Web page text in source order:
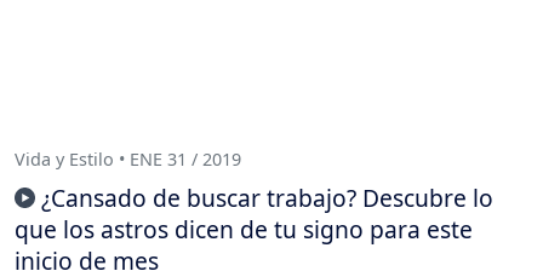
Vida y Estilo • ENE 31 / 2019
¿Cansado de buscar trabajo? Descubre lo
que los astros dicen de tu signo para este
inicio de mes